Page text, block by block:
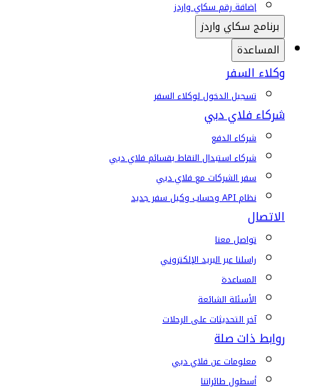
إضافة رقم سكاي واردز
برنامج سكاي واردز
المساعدة
وكلاء السفر
تسجيل الدخول لوكلاء السفر
شركاء فلاي دبي
شركاء الدفع
شركاء استبدال النقاط بقسائم فلاي دبي
سفر الشركات مع فلاي دبي
نظام API وحساب وكيل سفر جديد
الاتصال
تواصل معنا
راسلنا عبر البريد الإلكتروني
المساعدة
الأسئلة الشائعة
آخر التحديثات على الرحلات
روابط ذات صلة
معلومات عن فلاي دبي
أسطول طائراتنا